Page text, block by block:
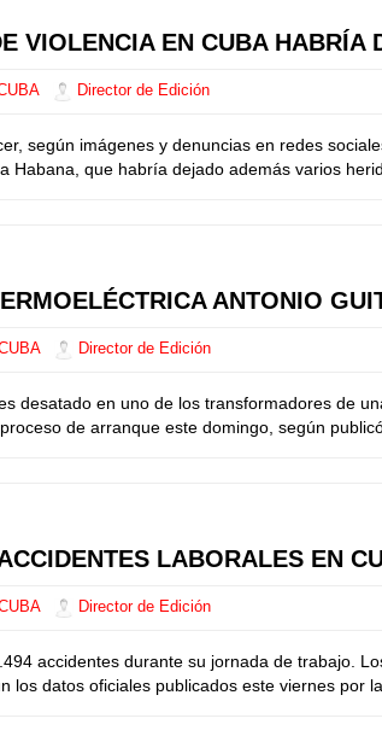
VIOLENCIA EN CUBA
Director de Edición
según imágenes y denuncias en redes
Habana, que habría dejado además varios
ANTONIO
Director de Edición
desatado en uno de los transformadores de
de arranque este domingo, según
LABORALES EN
Director de Edición
accidentes durante su jornada de trabajo.
los datos oficiales publicados este viernes por